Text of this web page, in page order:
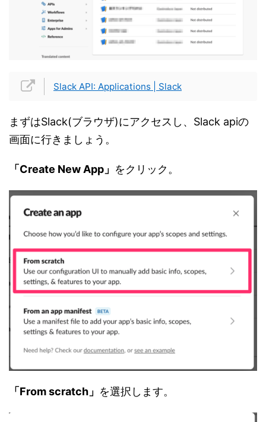
Slack API: Applications | Slack
まずはSlack(ブラウザ)にアクセスし、Slack apiの
画面に行きましょう。
「Create New App」 をクリック。
「From scratch」 を選択します。